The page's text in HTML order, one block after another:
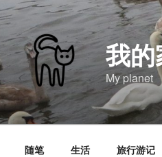
我
My planet
随笔 生活 旅行游记